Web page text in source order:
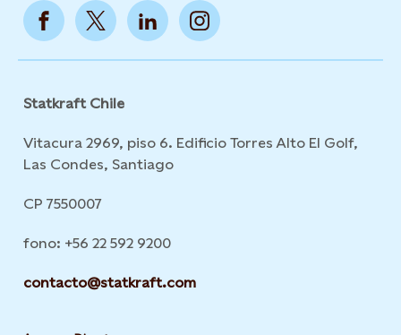
Statkraft Chile
Vitacura 2969, piso 6. Edificio Torres Alto El Golf,
Las Condes, Santiago
CP 7550007
fono: +56 22 592 9200
contacto@statkraft.com